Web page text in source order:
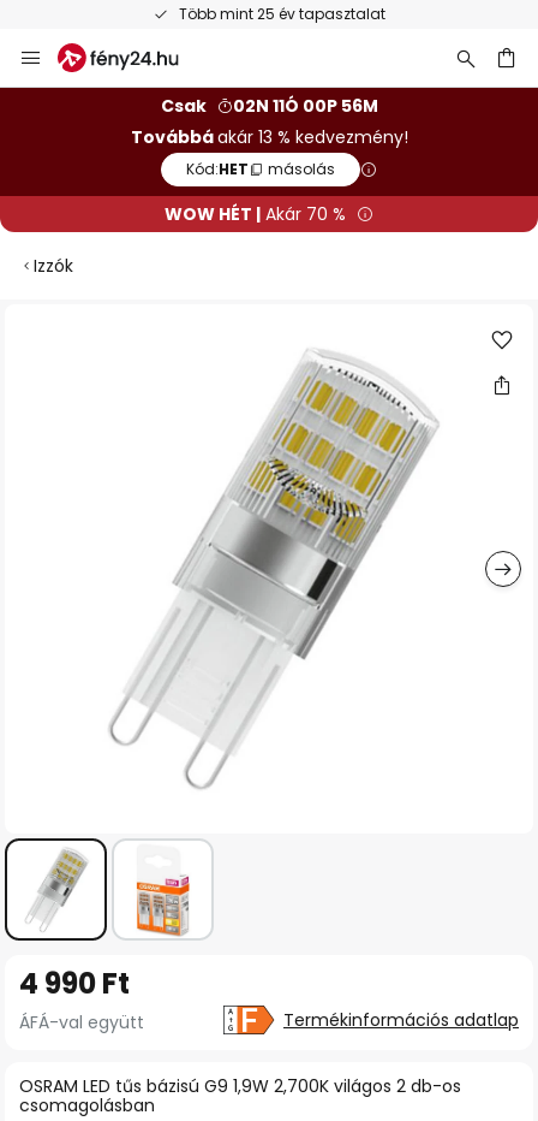
Több mint 25 év tapasztalat
Ugrás
a
Csak
02N 11Ó 00P 55M
Továbbáakár 13 % kedvezmény!
Kód:HET másolás
WOW HÉT | Akár 70 %
Izzók
képgaléria
OSRAM LED tűs bázisú G9 1,9W 2,700K világos 2 db-os
csomagolásban
4 990 Ft
ÁFÁ-val együtt Termékinformációs adatlap